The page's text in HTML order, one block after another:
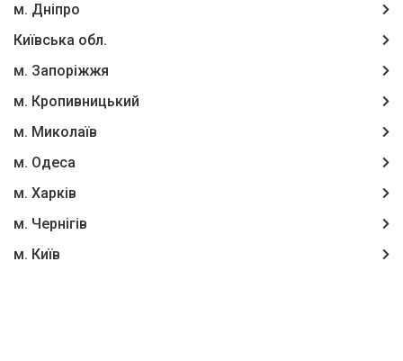
м. Дніпро
Київська обл.
м. Запоріжжя
м. Кропивницький
м. Миколаїв
м. Одеса
м. Харків
м. Чернігів
м. Київ